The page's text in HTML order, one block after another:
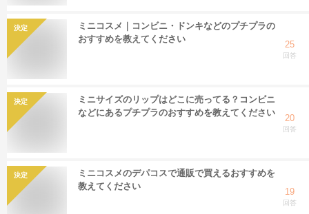
決定
ミニコスメ｜コンビニ・ドンキなどのプチプラの
おすすめを教えてください
25
回答
決定
ミニサイズのリップはどこに売ってる？コンビニ
などにあるプチプラのおすすめを教えてください
20
回答
決定
ミニコスメのデパコスで通販で買えるおすすめを
教えてください
19
回答